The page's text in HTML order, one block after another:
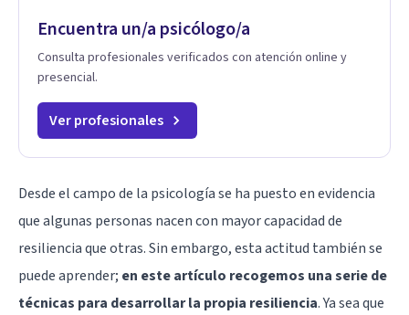
Encuentra un/a psicólogo/a
Consulta profesionales verificados con atención online y
presencial.
Ver profesionales
Desde el campo de la psicología se ha puesto en evidencia
que algunas personas nacen con mayor capacidad de
resiliencia que otras. Sin embargo, esta actitud también se
puede aprender; en este artículo recogemos una serie de
técnicas para desarrollar la propia resiliencia. Ya sea que